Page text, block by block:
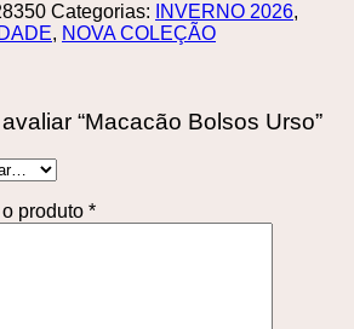
Categorias: INVERNO 2026,
, NOVA COLEÇÃO
“Macacão Bolsos Urso”
produto *